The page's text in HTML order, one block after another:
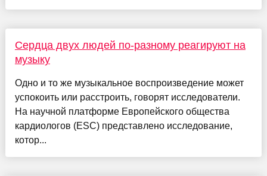
Сердца двух людей по-разному реагируют на
музыку
Одно и то же музыкальное воспроизведение может
успокоить или расстроить, говорят исследователи.
На научной платформе Европейского общества
кардиологов (ESC) представлено исследование,
котор...